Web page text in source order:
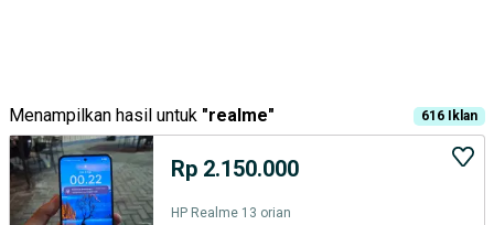
Menampilkan hasil untuk "realme" 616 Iklan
Rp 2.150.000
HP Realme 13 orian